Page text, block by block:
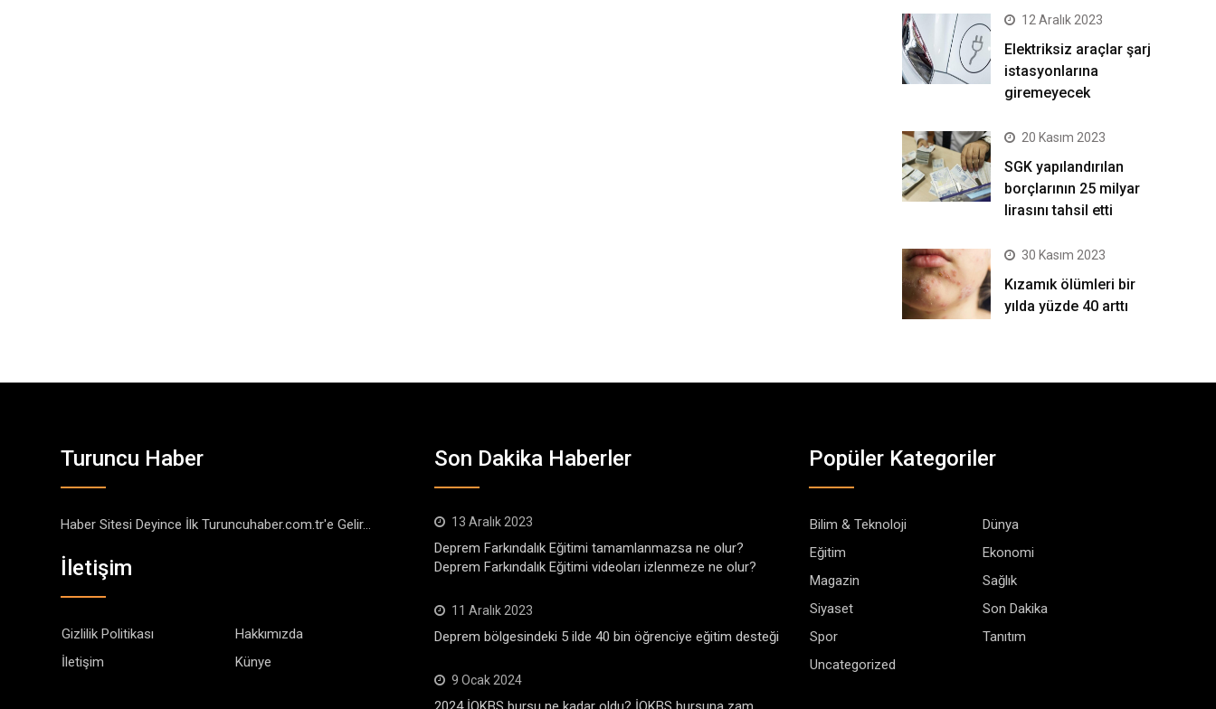
12 Aralık 2023
Elektriksiz araçlar şarj
istasyonlarına
giremeyecek
20 Kasım 2023
SGK yapılandırılan
borçlarının 25 milyar
lirasını tahsil etti
30 Kasım 2023
Kızamık ölümleri bir
yılda yüzde 40 arttı
Turuncu Haber
Haber Sitesi Deyince İlk Turuncuhaber.com.tr'e Gelir...
İletişim
Gizlilik Politikası
Hakkımızda
İletişim
Künye
Son Dakika Haberler
13 Aralık 2023
Deprem Farkındalık Eğitimi tamamlanmazsa ne olur?
Deprem Farkındalık Eğitimi videoları izlenmeze ne olur?
11 Aralık 2023
Deprem bölgesindeki 5 ilde 40 bin öğrenciye eğitim desteği
9 Ocak 2024
Popüler Kategoriler
Bilim & Teknoloji
Dünya
Eğitim
Ekonomi
Magazin
Sağlık
Siyaset
Son Dakika
Spor
Tanıtım
Uncategorized